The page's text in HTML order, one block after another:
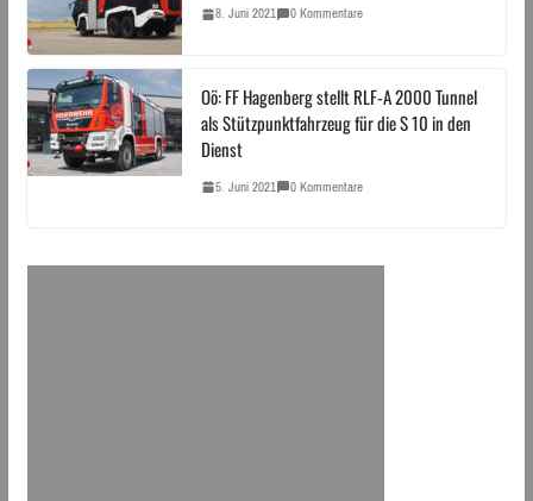
8. Juni 2021 0 Kommentare
Oö: FF Hagenberg stellt RLF-A 2000 Tunnel
als Stützpunktfahrzeug für die S 10 in den
Dienst
5. Juni 2021 0 Kommentare